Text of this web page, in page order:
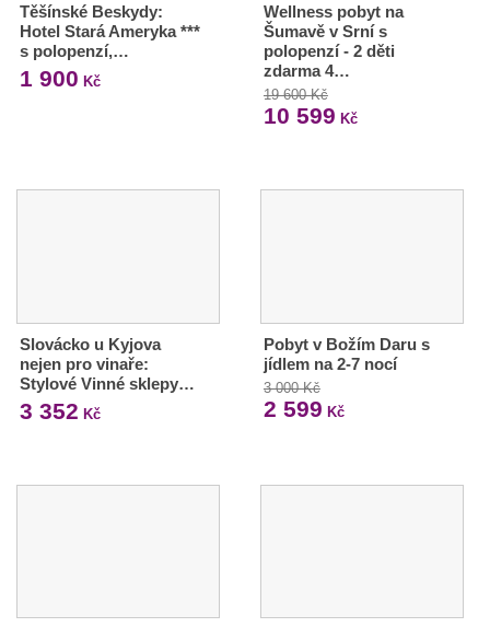
Těšínské Beskydy:
Hotel Stará Ameryka ***
s polopenzí,…
1 900 Kč
Wellness pobyt na
Šumavě v Srní s
polopenzí - 2 děti
zdarma 4…
19 600 Kč
10 599 Kč
Slovácko u Kyjova
nejen pro vinaře:
Stylové Vinné sklepy…
3 352 Kč
Pobyt v Božím Daru s
jídlem na 2-7 nocí
3 000 Kč
2 599 Kč